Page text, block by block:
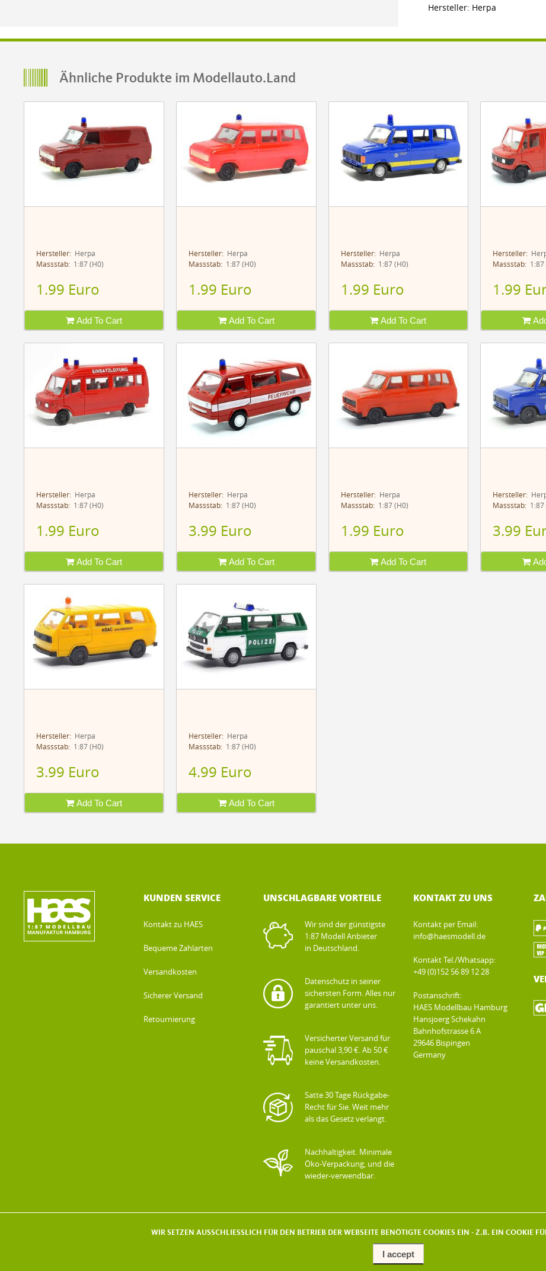
WIR SETZEN AUSSCHLIESSLICH FÜR DEN BETRIEB DER WEBSEITE BENÖTIGTE COOKIES EIN - Z.B. EIN COOKIE
I accept
Hersteller: Herpa
Ähnliche Produkte im Modellauto.Land
Hersteller: Herpa
Massstab: 1:87 (H0)
1.99 Euro
Add To Cart
Hersteller:Herpa
Massstab:1:87 (H0)
1.99 Euro
Add To Cart
Hersteller:Herpa
Massstab:1:87 (H0)
1.99 Euro
Add To Cart
Hersteller:
Massstab: 1:87
1.99
Hersteller: Herpa
Massstab: 1:87 (H0)
1.99 Euro
Add To Cart
Hersteller:Herpa
Massstab:1:87 (H0)
3.99 Euro
Add To Cart
Hersteller:Herpa
Massstab:1:87 (H0)
1.99 Euro
Add To Cart
Hersteller:
Massstab: 1:87
3.99
Hersteller: Herpa
Massstab: 1:87 (H0)
3.99 Euro
Add To Cart
Hersteller:Herpa
Massstab:1:87 (H0)
4.99 Euro
Add To Cart
KUNDEN SERVICE
Kontakt zu HAES
Bequeme Zahlarten
Versandkosten
Sicherer Versand
Retournierung
UNSCHLAGBARE VORTEILE
Wir sind der günstigste
1:87 Modell Anbieter
in Deutschland.
Datenschutz in seiner
sichersten Form. Alles nur
garantiert unter uns.
Versicherter Versand für
pauschal 3,90 €. Ab 50 €
keine Versandkosten.
Satte 30 Tage Rückgabe-
Recht für Sie. Weit mehr
als das Gesetz verlangt.
Nachhaltigkeit. Minimale
Öko-Verpackung, und die
wieder-verwendbar.
KONTAKT ZU UNS
Kontakt per Email:
info@haesmodell.de
Kontakt Tel./Whatsapp:
+49 (0)152 56 89 12 28
Postanschrift:
HAES Modellbau Hamburg
Hansjoerg Schekahn
Bahnhofstrasse 6 A
29646 Bispingen
Germany